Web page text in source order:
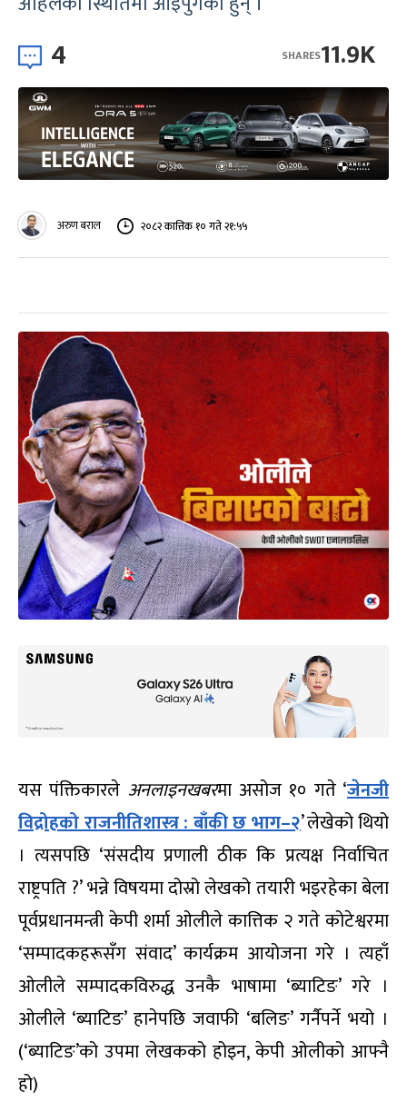
4 11.9K
SHARES
अरुण बराल २०८२ कात्तिक १० गते २१:५५
यस पंक्तिकारले अनलाइनखबरमा असोज १० गते ‘जेनजी
विद्रोहको राजनीतिशास्त्र : बाँकी छ भाग–२’ लेखेको थियो
। त्यसपछि ‘संसदीय प्रणाली ठीक कि प्रत्यक्ष निर्वाचित
राष्ट्रपति ?’ भन्ने विषयमा दोस्रो लेखको तयारी भइरहेका बेला
पूर्वप्रधानमन्त्री केपी शर्मा ओलीले कात्तिक २ गते कोटेश्वरमा
‘सम्पादकहरूसँग संवाद’ कार्यक्रम आयोजना गरे । त्यहाँ
ओलीले सम्पादकविरुद्ध उनकै भाषामा ‘ब्याटिङ’ गरे ।
ओलीले ‘ब्याटिङ’ हानेपछि जवाफी ‘बलिङ’ गर्नैपर्ने भयो ।
(‘ब्याटिङ’को उपमा लेखकको होइन, केपी ओलीको आफ्नै
हो)